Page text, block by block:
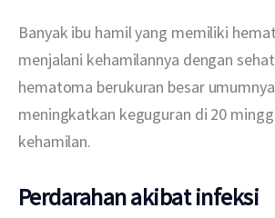
Banyak ibu hamil yang memiliki
menjalani kehamilannya dengan
hematoma berukuran besar
meningkatkan keguguran di 20
kehamilan.
Perdarahan akibat infeksi